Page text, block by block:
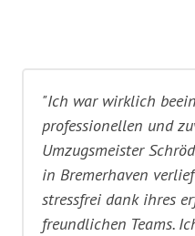
"Ich war wirklich
professionellen und
Umzugsmeister
in Bremerhaven
stressfrei dank ihres
freundlichen Teams.